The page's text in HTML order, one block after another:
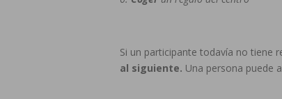
Si un participante todavía no tiene
al siguiente. Una persona puede